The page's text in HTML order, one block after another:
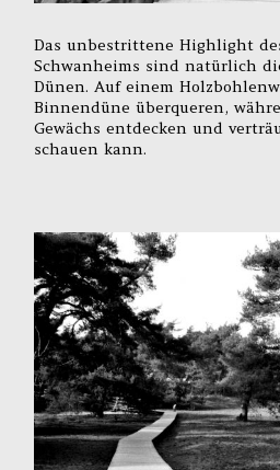
Das unbestrittene Highlight
Schwanheims sind natürlich
Dünen. Auf einem
Binnendüne überqueren,
Gewächs entdecken und
schauen kann.